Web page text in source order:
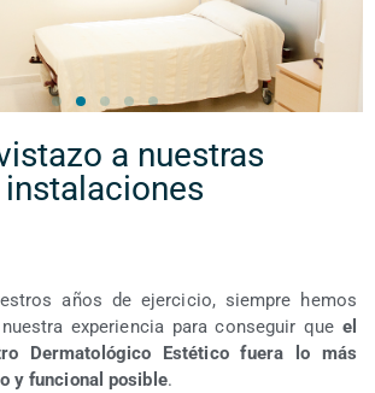
a nuestras
instalaciones
años de ejercicio, siempre hemos
experiencia para conseguir que el
Dermatológico Estético fuera lo más
y funcional posible.